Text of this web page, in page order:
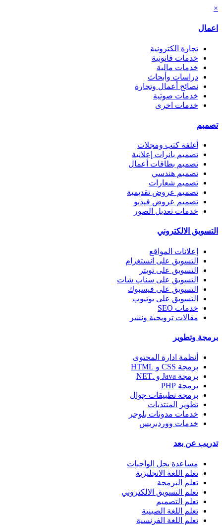
×
اعمال
تجارة الكترونية
خدمات قانونية
خدمات مالية
دراسات وأبحاث
نصائح أعمال وتجارة
خدمات صوتية
خدمات اخرى
تصميم
أغلفة كتب ومجلات
تصميم بانرات إعلانية
تصميم بطاقات أعمال
تصميم هندسي
تصميم شعارات
تصميم عروض تقديمية
تصميم عروض فيديو
خدمات تعديل الصور
التسويق الالكتروني
إعلانات المواقع
التسويق على انستغرام
التسويق على تويتر
التسويق على سناب شات
التسويق على فيسبوك
التسويق على يوتيوب
خدمات SEO
مقالات ترويجية ونشر
برمجة وتطوير
أنظمة ادارة المحتوى
برمجة CSS و HTML
برمجة Java و .NET
برمجة PHP
برمجة تطبيقات جوال
تطوير المنتديات
خدمات مدونات بلوجر
خدمات ووردبريس
تدريب عن بعد
مساعدة بحل الواجبات
تعلم اللغة الانجليزية
تعلم البرمجة
تعلم التسويق الالكتروني
تعلم التصميم
تعلم اللغة الصينية
تعلم اللغة الفرنسية